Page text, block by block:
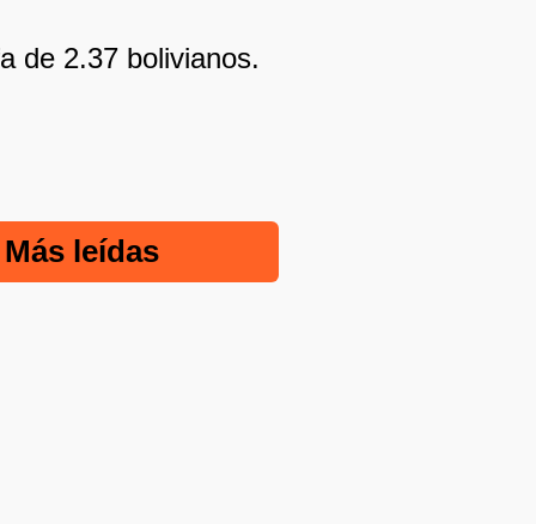
de 2.37 bolivianos.
Más leídas